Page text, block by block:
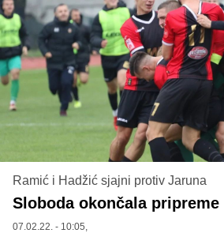
Ramić i Hadžić sjajni protiv Jaruna
Sloboda okončala pripreme
07.02.22. - 10:05,